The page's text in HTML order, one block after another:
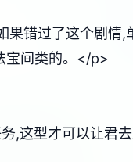
错过了这个剧情
宝间类的。</p>
,这型才可以让君